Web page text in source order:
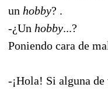
un hobby? .
-¿Un hobby...?
Poniendo cara de
-¡Hola! Si alguna